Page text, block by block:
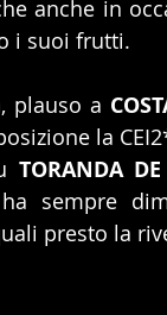
anche in
i suoi frutti.
plauso a
la
TORANDA
sempre
presto la